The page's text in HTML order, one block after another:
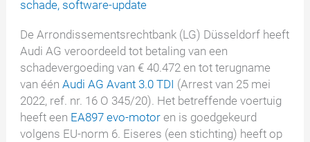
schade, software-update
De Arrondissementsrechtbank (LG) Düsseldorf heeft
Audi AG veroordeeld tot betaling van een
schadevergoeding van € 40.472 en tot terugname
van éénAudi AG Avant 3.0 TDI (Arrest van 25 mei
2022, ref. nr. 16 O 345/20). Het betreffende voertuig
heeft een EA897 evo-motor en is goedgekeurd
volgens EU-norm 6. Eiseres (een stichting) heeft op